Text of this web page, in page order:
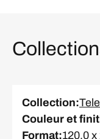
Collection:
Couleur et
Format:120.0